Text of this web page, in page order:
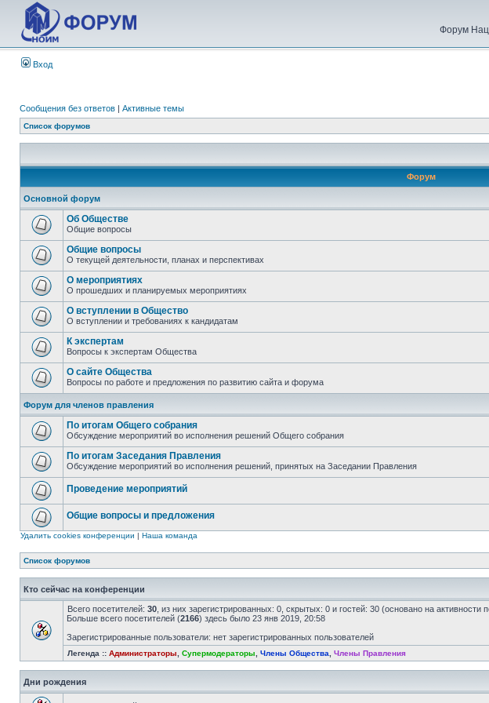
Форум
Вход
Сообщения без ответов | Активные темы
Список форумов
Форум
Основной форум
Об Обществе
Общие вопросы
Общие вопросы
О текущей деятельности, планах и перспективах
О мероприятиях
О прошедших и планируемых мероприятиях
О вступлении в Общество
О вступлении и требованиях к кандидатам
К экспертам
Вопросы к экспертам Общества
О сайте Общества
Вопросы по работе и предложения по развитию сайта и форума
Форум для членов правления
По итогам Общего собрания
Обсуждение мероприятий во исполнения решений Общего собрания
По итогам Заседания Правления
Обсуждение мероприятий во исполнения решений, принятых на Заседании Правления
Проведение мероприятий
Общие вопросы и предложения
Удалить cookies конференции | Наша команда
Список форумов
Кто сейчас на конференции
Всего посетителей: 30 , из них зарегистрированных: 0, скрытых: 0 и гостей: 30 (основано на активности
Больше всего посетителей (2166) здесь было 23 янв 2019, 20:58
Зарегистрированные пользователи: нет зарегистрированных пользователей
Легенда :: Администраторы Супермодераторы Члены Общества Члены Правления
Дни рождения